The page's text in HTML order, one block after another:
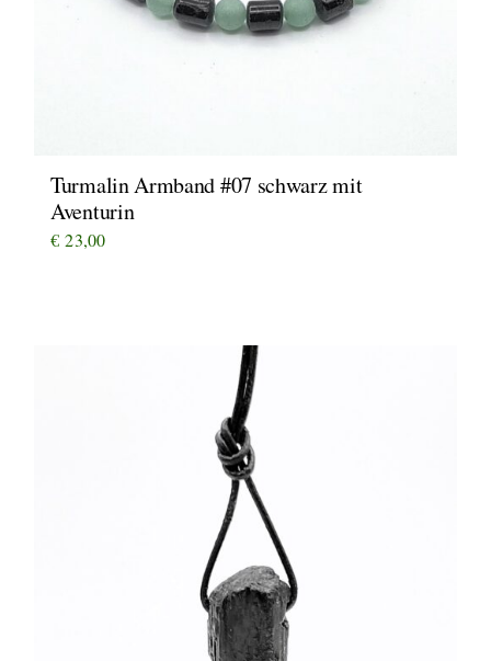
Turmalin Armband #07 schwarz mit
Aventurin
€ 23,00